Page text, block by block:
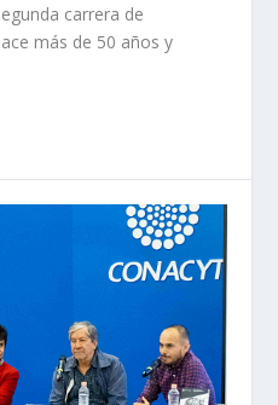
carrera de
más de 50 años y